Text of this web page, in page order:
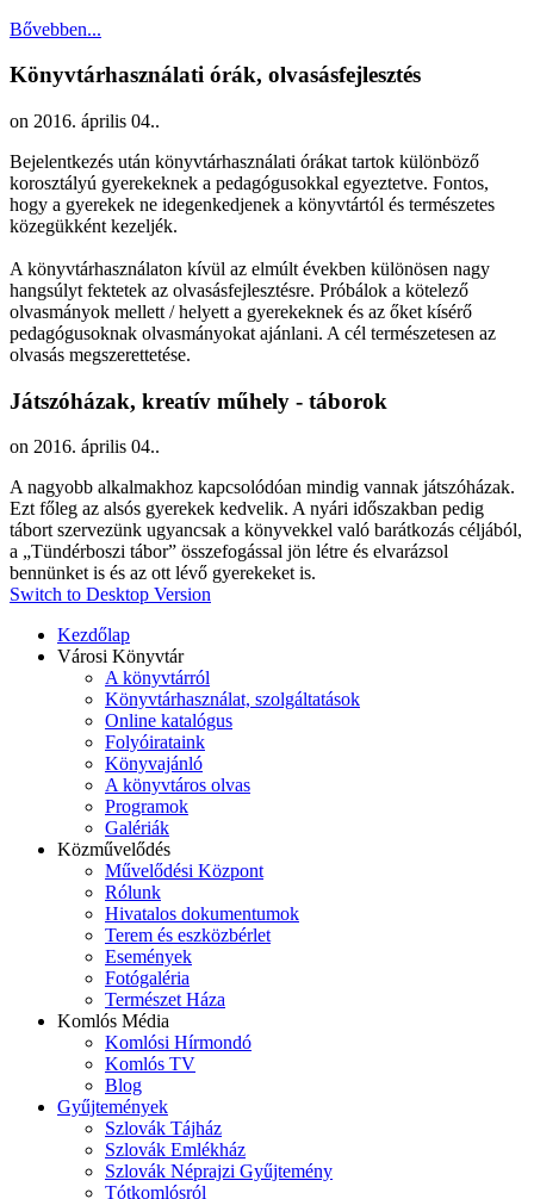
Bővebben...
Könyvtárhasználati órák, olvasásfejlesztés
on 2016. április 04..
Bejelentkezés után könyvtárhasználati órákat tartok különböző
korosztályú gyerekeknek a pedagógusokkal egyeztetve. Fontos,
hogy a gyerekek ne idegenkedjenek a könyvtártól és természetes
közegükként kezeljék.
A könyvtárhasználaton kívül az elmúlt években különösen nagy
hangsúlyt fektetek az olvasásfejlesztésre. Próbálok a kötelező
olvasmányok mellett / helyett a gyerekeknek és az őket kísérő
pedagógusoknak olvasmányokat ajánlani. A cél természetesen az
olvasás megszerettetése.
Játszóházak, kreatív műhely - táborok
on 2016. április 04..
A nagyobb alkalmakhoz kapcsolódóan mindig vannak játszóházak.
Ezt főleg az alsós gyerekek kedvelik. A nyári időszakban pedig
tábort szervezünk ugyancsak a könyvekkel való barátkozás céljából,
a „Tündérboszi tábor” összefogással jön létre és elvarázsol
bennünket is és az ott lévő gyerekeket is.
Switch to Desktop Version
Kezdőlap
Városi Könyvtár
A könyvtárról
Könyvtárhasználat, szolgáltatások
Online katalógus
Folyóirataink
Könyvajánló
A könyvtáros olvas
Programok
Galériák
Közművelődés
Művelődési Központ
Rólunk
Hivatalos dokumentumok
Terem és eszközbérlet
Események
Fotógaléria
Természet Háza
Komlós Média
Komlósi Hírmondó
Komlós TV
Blog
Gyűjtemények
Szlovák Tájház
Szlovák Emlékház
Szlovák Néprajzi Gyűjtemény
Tótkomlósról